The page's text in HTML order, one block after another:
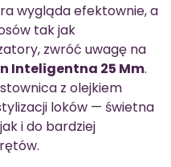
wygląda efektownie, a
tak jak
zwróć uwagę na
Inteligentna 25 Mm.
z olejkiem
loków — świetna
i do bardziej